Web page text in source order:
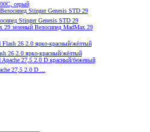
серый
Stinger Genesis STD 29
Велосипед MadMax 29
26 2.0 ярко-красный/жёлтый
27,5 2.0 D ...